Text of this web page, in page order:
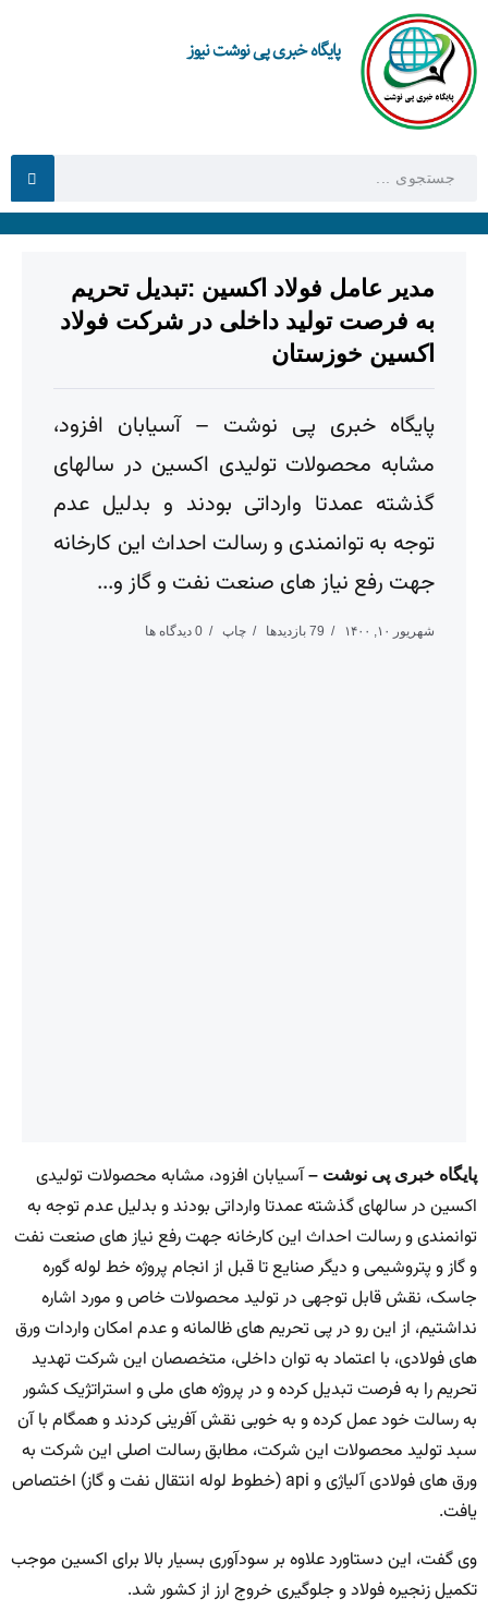
پایگاه خبری پی نوشت نیوز
مدیر عامل فولاد اکسین :تبدیل تحریم
به فرصت تولید داخلی در شرکت فولاد
اکسین خوزستان
پایگاه خبری پی نوشت – آسیابان افزود،
مشابه محصولات تولیدی اکسین در سالهای
گذشته عمدتا وارداتی بودند و بدلیل عدم
توجه به توانمندی و رسالت احداث این کارخانه
جهت رفع نیاز های صنعت نفت و گاز و...
شهریور ۱۰, ۱۴۰۰ 79 بازدیدها چاپ 0 دیدگاه ها
پایگاه خبری پی نوشت –آسیابان افزود، مشابه محصولات تولیدی
اکسین در سالهای گذشته عمدتا وارداتی بودند و بدلیل عدم توجه به
توانمندی و رسالت احداث این کارخانه جهت رفع نیاز های صنعت نفت
و گاز و پتروشیمی و دیگر صنایع تا قبل از انجام پروژه خط لوله گوره
جاسک، نقش قابل توجهی در تولید محصولات خاص و مورد اشاره
نداشتیم، از این رو در پی تحریم های ظالمانه و عدم امکان واردات ورق
های فولادی، با اعتماد به توان داخلی، متخصصان این شرکت تهدید
تحریم را به فرصت تبدیل کرده و در پروژه های ملی و استراتژیک کشور
به رسالت خود عمل کرده و به خوبی نقش آفرینی کردند و همگام با آن
سبد تولید محصولات این شرکت، مطابق رسالت اصلی این شرکت به
ورق های فولادی آلیاژی و api (خطوط لوله انتقال نفت و گاز) اختصاص
یافت.
وی گفت، این دستاورد علاوه بر سودآوری بسیار بالا برای اکسین موجب
تکمیل زنجیره فولاد و جلوگیری خروج ارز از کشور شد.